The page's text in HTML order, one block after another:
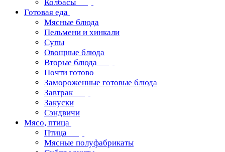
Колбасы
Готовая еда
Мясные блюда
Пельмени и хинкали
Супы
Овощные блюда
Вторые блюда
Почти готово
Замороженные готовые блюда
Завтрак
Закуски
Сэндвичи
Мясо, птица
Птица
Мясные полуфабрикаты